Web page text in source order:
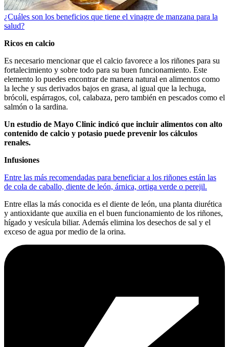
¿Cuáles son los beneficios que tiene el vinagre de manzana para la
salud?
Ricos en calcio
Es necesario mencionar que el calcio favorece a los riñones para su
fortalecimiento y sobre todo para su buen funcionamiento. Este
elemento lo puedes encontrar de manera natural en alimentos como
la leche y sus derivados bajos en grasa, al igual que la lechuga,
brócoli, espárragos, col, calabaza, pero también en pescados como el
salmón o la sardina.
Un estudio de Mayo Clinic indicó que incluir alimentos con alto
contenido de calcio y potasio puede prevenir los cálculos
renales.
Infusiones
Entre las más recomendadas para beneficiar a los riñones están las
de cola de caballo, diente de león, árnica, ortiga verde o perejil.
Entre ellas la más conocida es el diente de león, una planta diurética
y antioxidante que auxilia en el buen funcionamiento de los riñones,
hígado y vesícula biliar. Además elimina los desechos de sal y el
exceso de agua por medio de la orina.